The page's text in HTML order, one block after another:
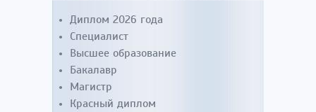
Диплом 2026 года
Специалист
Высшее образование
Бакалавр
Магистр
Красный диплом